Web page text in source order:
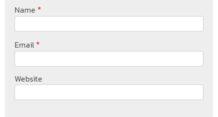
Name *
Email *
Website